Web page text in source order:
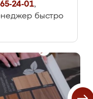
24-01,
быстро